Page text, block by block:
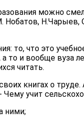
можно
Нобатов,
то, что это
а то и вообще вуза
читать.
книгах о
учит
ними;